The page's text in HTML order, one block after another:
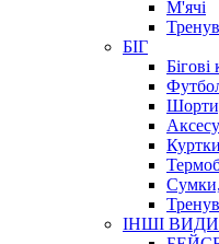
М'ячі
БІГ
Бігові
ІНШІ